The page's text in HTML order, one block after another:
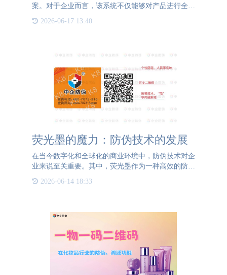
案。对于企业而言，该系统不仅能够对产品进行全方
个环节的数据。这些数据包括产品的原材料信息、生
2026-06-17 13:40
荧光墨的魔力：防伪技术的发展
在当今数字化和全球化的商业环境中，防伪技术对企
业来说至关重要。其中，荧光墨作为一种高效的防伪
工具，不仅提供了很好的安全性，为企业带来了众多
好处。荧光墨对企业的好处1. 提高产品安全性对于
2026-06-14 18:33